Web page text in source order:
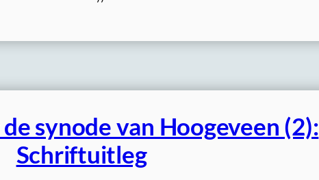
synode van Hoogeveen (2):
Schriftuitleg